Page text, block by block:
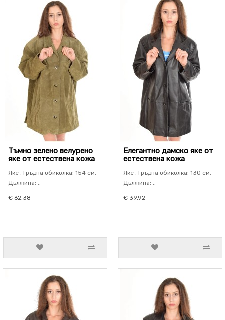
Тъмно зелено велурено
яке от естествена кожа
Яке . Гръдна обиколка: 154 см.
Дължина: ..
€ 62.38
Елегантно дамско яке от
естествена кожа
Яке . Гръдна обиколка: 130 см.
Дължина: ..
€ 39.92